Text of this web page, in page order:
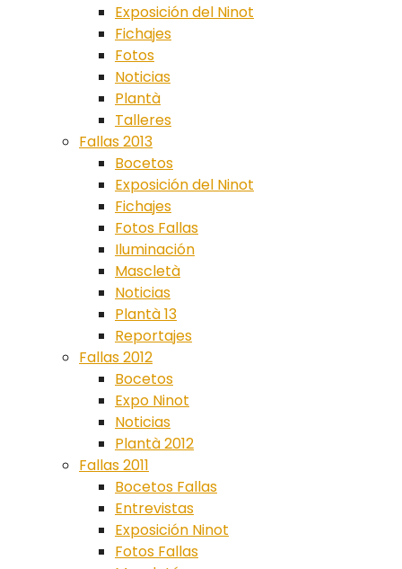
Exposición del Ninot
Fichajes
Fotos
Noticias
Plantà
Talleres
Fallas 2013
Bocetos
Exposición del Ninot
Fichajes
Fotos Fallas
Iluminación
Mascletà
Noticias
Plantà 13
Reportajes
Fallas 2012
Bocetos
Expo Ninot
Noticias
Plantà 2012
Fallas 2011
Bocetos Fallas
Entrevistas
Exposición Ninot
Fotos Fallas